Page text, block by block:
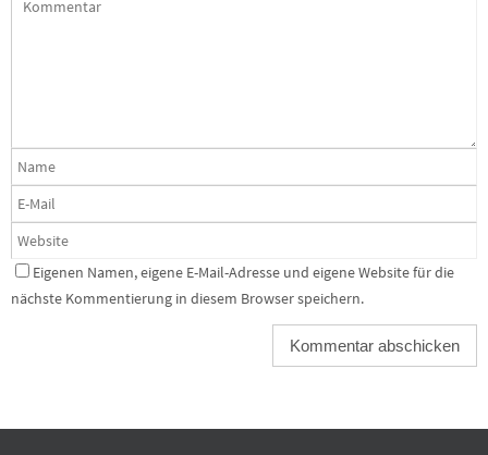
Eigenen Namen, eigene E-Mail-Adresse und eigene Website für die
nächste Kommentierung in diesem Browser speichern.